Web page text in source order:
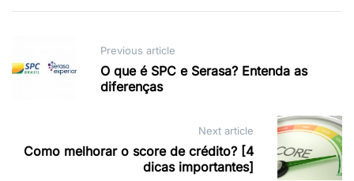
navigation
Previous article
O que é SPC e Serasa? Entenda as
diferenças
Next article
Como melhorar o score de crédito? [4
dicas importantes]